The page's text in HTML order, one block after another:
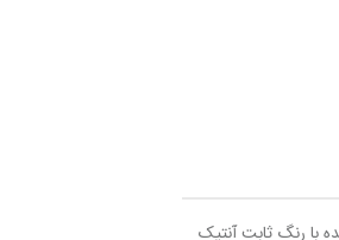
با رنگ ثابت آنتیک